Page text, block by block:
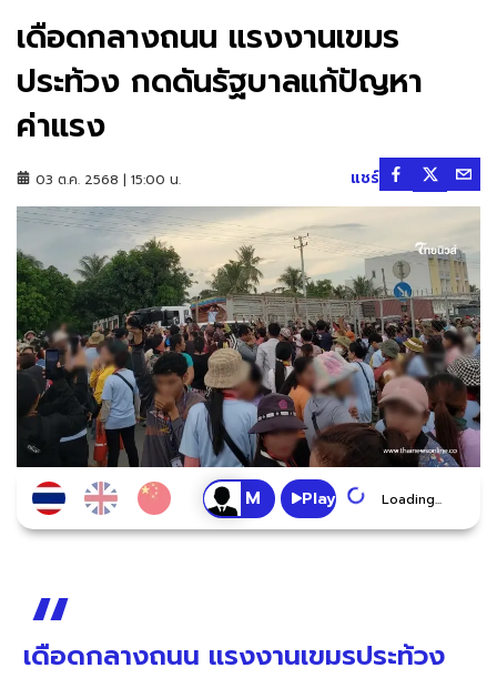
เดือดกลางถนน แรงงานเขมร
ประท้วง กดดันรัฐบาลแก้ปัญหา
ค่าแรง
03 ต.ค. 2568 | 15:00 น. แชร์
Play Loading...
เดือดกลางถนน แรงงานเขมรประท้วง